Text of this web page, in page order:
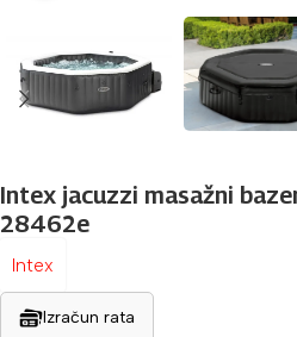
Intex jacuzzi masažni
28462e
Intex
Izračun rata